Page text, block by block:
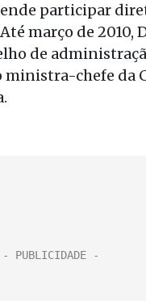
participar
março de 2010,
de
ministra-chefe da